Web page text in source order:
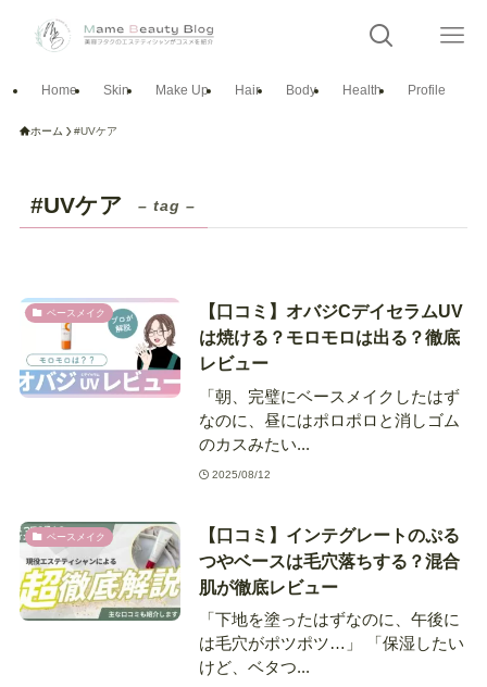
Home Skin Make Up Hair Body Health Profile
ホーム #UVケア
#UVケア – tag –
ベースメイク
【口コミ】オバジCデイセラムUV
は焼ける？モロモロは出る？徹底
レビュー
「朝、完璧にベースメイクしたはず
なのに、昼にはポロポロと消しゴム
のカスみたい...
2025/08/12
ベースメイク
【口コミ】インテグレートのぷる
つやベースは毛穴落ちする？混合
肌が徹底レビュー
「下地を塗ったはずなのに、午後に
は毛穴がポツポツ…」 「保湿したい
けど、ベタつ...